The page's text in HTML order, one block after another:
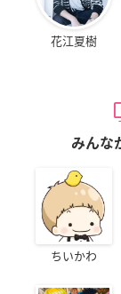
花江夏樹
みんな
ちいかわ